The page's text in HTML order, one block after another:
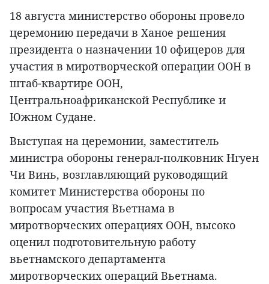
18 августа министерство обороны провело
церемонию передачи в Ханое решения
президента о назначении 10 офицеров для
участия в миротворческой операции ООН в
штаб-квартире ООН,
Центральноафриканской Республике и
Южном Судане.
Выступая на церемонии, заместитель
министра обороны генерал-полковник Нгуен
Чи Винь, возглавляющий руководящий
комитет Министерства обороны по
вопросам участия Вьетнама в
миротворческих операциях ООН, высоко
оценил подготовительную работу
вьетнамского департамента
миротворческих операций Вьетнама.